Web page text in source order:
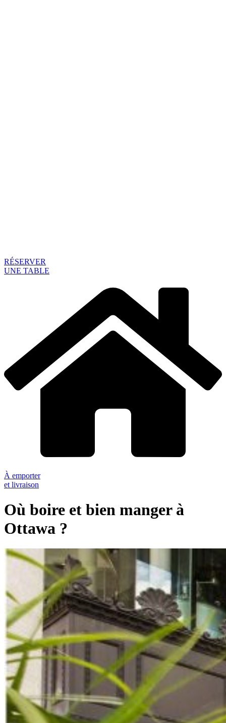
RÉSERVER
UNE TABLE
À emporter
et livraison
Où boire et bien manger à
Ottawa ?